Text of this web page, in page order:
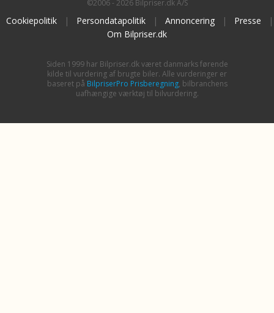
©2006 - 2026 Bilpriser.dk A/S
Cookiepolitik | Persondatapolitik | Annoncering | Presse
|
Om Bilpriser.dk
Siden 1999 har Bilpriser.dk været danmarks førende
kilde til vurdering af brugte biler. Alle vurderinger er
baseret på BilpriserPro Prisberegning, bilbranchens
uafhængige værktøj til bilvurdering.